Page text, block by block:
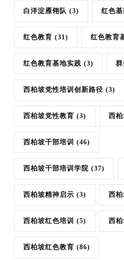
白洋淀雁翎队 (3) 红色
红色教育 (31) 红色教育
红色教育基地实践 (3)
西柏坡党性培训创新路径 (3)
西柏坡党性教育 (3) 西柏
西柏坡干部培训 (46)
西柏坡干部培训学院 (37)
西柏坡精神启示 (3) 西
西柏坡红色培训 (5) 西
西柏坡红色教育 (86)